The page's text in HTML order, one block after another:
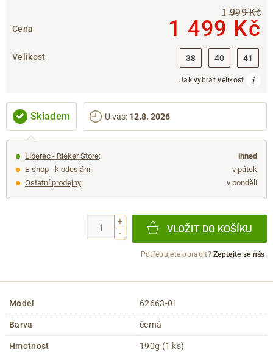
Cena
1 999 Kč
1 499 Kč
Velikost 38 40 41
Jak vybrat velikost
Skladem U vás: 12.8. 2026
Liberec - Rieker Store:
ihned
E-shop - k odeslání:
v pátek
Ostatní prodejny: v pondělí
+
-
VLOŽIT DO KOŠÍKU
Potřebujete poradit?Zeptejte se nás.
Model 62663-01
Barva černá
Hmotnost 190g (1 ks)